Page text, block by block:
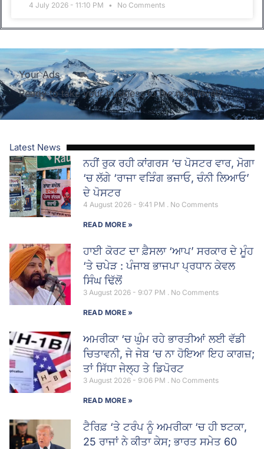
4 July 2026 - 11:10 PM No Comments
Your Ads
Ready to take your business to the next level?
Latest News
ਨਹੀਂ ਰੁਕ ਰਹੀ ਕਾਂਗਰਸ ‘ਚ ਪੋਸਟਰ ਵਾਰ, ਮੋਗਾ
‘ਚ ਲੱਗੇ ‘ਰਾਜਾ ਵੜਿੰਗ ਭਜਾਓ, ਚੰਨੀ ਲਿਆਓ’
ਦੇ ਪੋਸਟਰ
4 August 2026 - 9:41 PM No Comments
READ MORE »
ਹਾਈ ਕੋਰਟ ਦਾ ਫ਼ੈਸਲਾ ‘ਆਪ’ ਸਰਕਾਰ ਦੇ ਮੂੰਹ
‘ਤੇ ਚਪੇੜ : ਪੰਜਾਬ ਭਾਜਪਾ ਪ੍ਰਧਾਨ ਕੇਵਲ
ਸਿੰਘ ਢਿੱਲੋਂ
3 August 2026 - 9:07 PM No Comments
READ MORE »
ਅਮਰੀਕਾ ‘ਚ ਘੁੰਮ ਰਹੇ ਭਾਰਤੀਆਂ ਲਈ ਵੱਡੀ
ਚਿਤਾਵਨੀ, ਜੇ ਜੇਬ ‘ਚ ਨਾ ਹੋਇਆ ਇਹ ਕਾਗਜ਼;
ਤਾਂ ਸਿੱਧਾ ਜੇਲ੍ਹ ਤੇ ਡਿਪੋਰਟ
3 August 2026 - 9:06 PM No Comments
READ MORE »
ਟੈਰਿਫ਼ ‘ਤੇ ਟਰੰਪ ਨੂੰ ਅਮਰੀਕਾ ‘ਚ ਹੀ ਝਟਕਾ,
25 ਰਾਜਾਂ ਨੇ ਕੀਤਾ ਕੇਸ; ਭਾਰਤ ਸਮੇਤ 60